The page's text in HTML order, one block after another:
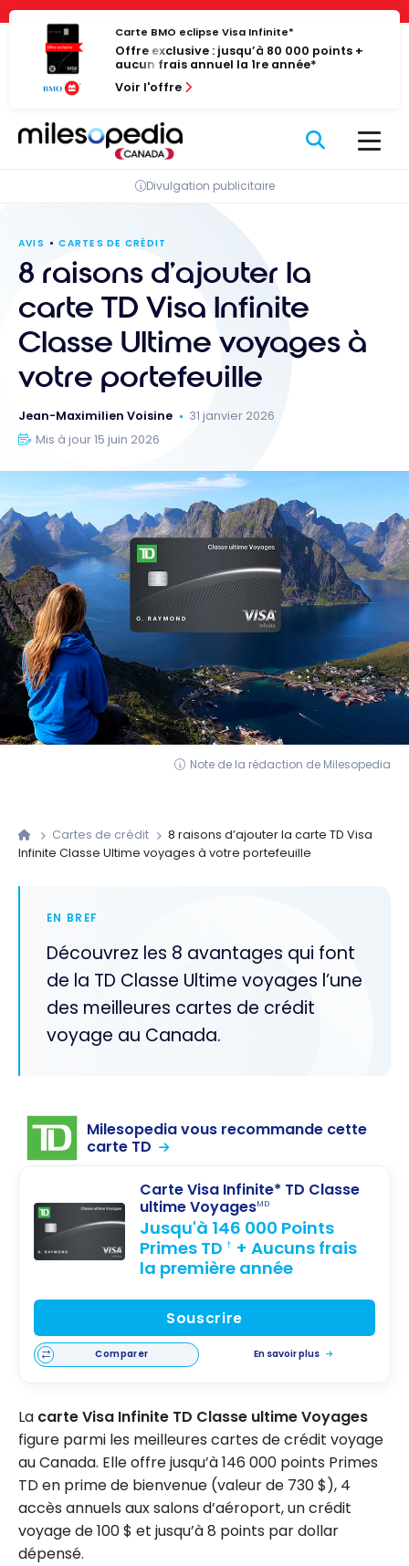
Panneau de gestion des cookies
Passer
contenu
Carte BMO eclipse Visa Infinite*
Offre exclusive : jusqu’à 80 000 points +
aucun frais annuel la 1re année*
Voir l'offre
Divulgation publicitaire
AVIS CARTES DE CRÉDIT
8 raisons d’ajouter la
carte TD Visa Infinite
Classe Ultime voyages à
votre portefeuille
Jean-Maximilien Voisine
31 janvier 2026
Mis à jour 15 juin 2026
Note de la rédaction de Milesopedia
Cartes de crédit
8 raisons d’ajouter la carte TD Visa
Infinite Classe Ultime voyages à votre portefeuille
EN BREF
Découvrez les 8 avantages qui font
de la TD Classe Ultime voyages l’une
des meilleures cartes de crédit
voyage au Canada.
Milesopedia vous recommande cette
carte TD
Carte Visa Infinite* TD Classe
ultime VoyagesMD
Jusqu'à 146 000 Points
Primes TD † + Aucuns frais
la première année
Souscrire
Comparer En savoir plus
La carte Visa Infinite TD Classe ultime Voyages
figure parmi les meilleures cartes de crédit voyage
au Canada. Elle offre jusqu’à 146 000 points Primes
TD en prime de bienvenue (valeur de 730 $), 4
accès annuels aux salons d’aéroport, un crédit
voyage de 100 $ et jusqu’à 8 points par dollar
dépensé.